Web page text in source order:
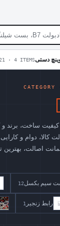
دستی· 4 ITEMS
ساخت، برند و
کالا، دوام و
اصالت،
سیم بکسل12
رابط زنجیر 1